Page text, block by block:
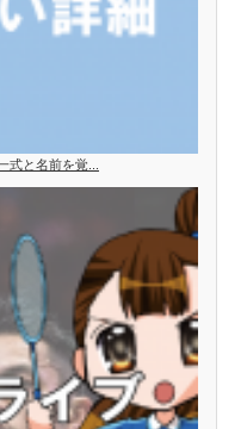
式と名前を覚...